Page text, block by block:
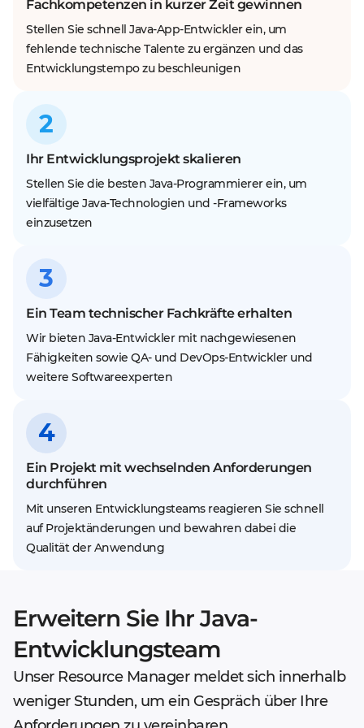
Fachkompetenzen in kurzer Zeit gewinnen
Stellen Sie schnell Java-App-Entwickler ein, um
fehlende technische Talente zu ergänzen und das
Entwicklungstempo zu beschleunigen
2
Ihr Entwicklungsprojekt skalieren
Stellen Sie die besten Java-Programmierer ein, um
vielfältige Java-Technologien und -Frameworks
einzusetzen
3
Ein Team technischer Fachkräfte erhalten
Wir bieten Java-Entwickler mit nachgewiesenen
Fähigkeiten sowie QA- und DevOps-Entwickler und
weitere Softwareexperten
4
Ein Projekt mit wechselnden Anforderungen
durchführen
Mit unseren Entwicklungsteams reagieren Sie schnell
auf Projektänderungen und bewahren dabei die
Qualität der Anwendung
Erweitern Sie Ihr Java-
Entwicklungsteam
Unser Resource Manager meldet sich innerhalb
weniger Stunden, um ein Gespräch über Ihre